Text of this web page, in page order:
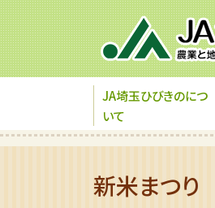
JA埼玉ひびきのにつ
いて
新米まつ